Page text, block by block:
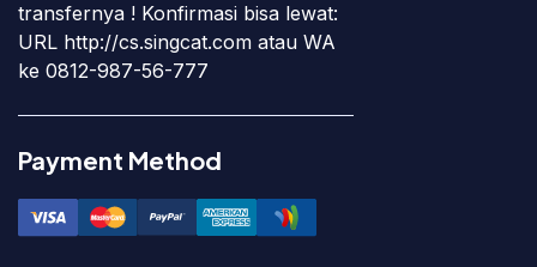
transfernya ! Konfirmasi bisa lewat:
URL http://cs.singcat.com atau WA
ke 0812-987-56-777
Payment Method